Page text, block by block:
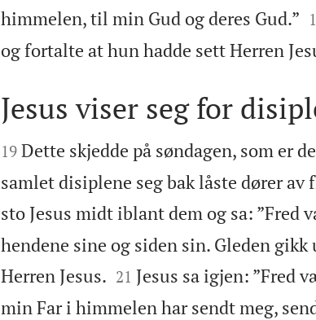
himmelen, til min Gud og deres Gud.”
og fortalte at hun hadde sett Herren

Jesus viser seg for

19 Dette skjedde på søndagen, som er
samlet disiplene seg bak låste dører
sto Jesus midt iblant dem og sa: ”Fred
hendene sine og siden sin. Gleden
Herren Jesus.
21 Jesus sa igjen: ”Fred
min Far i himmelen har sendt meg,